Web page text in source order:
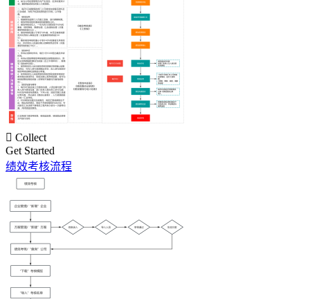
 Collect
Get Started
绩效考核流程